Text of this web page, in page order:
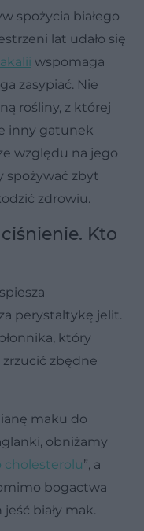
spożycia białego
lat udało się
wspomaga
zasypiać. Nie
rośliny, z której
inny gatunek
względu na jego
spożywać zbyt
zdrowiu.
Kto
perystaltykę jelit.
który
zbędne
maku do
obniżamy
cholesterolu”, a
bogactwa
biały mak.